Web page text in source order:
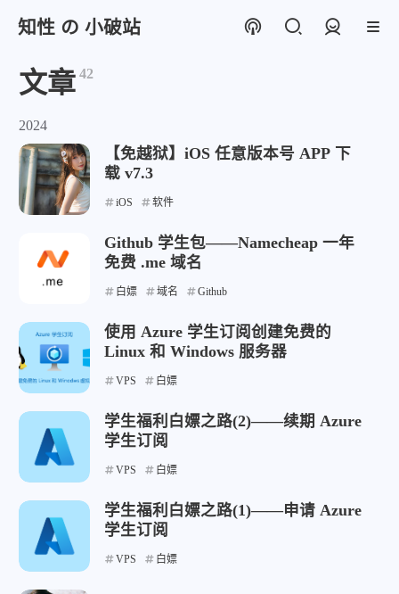
知性 の 小破站
文章 42
2024
【免越狱】iOS 任意版本号 APP 下
载 v7.3
iOS 软件
Github 学生包——Namecheap 一年
免费 .me 域名
白嫖 域名 Github
使用 Azure 学生订阅创建免费的
Linux 和 Windows 服务器
VPS 白嫖
学生福利白嫖之路(2)——续期 Azure
学生订阅
VPS 白嫖
学生福利白嫖之路(1)——申请 Azure
学生订阅
VPS 白嫖